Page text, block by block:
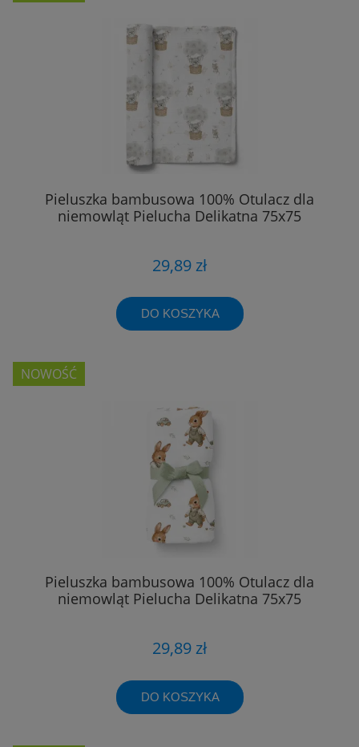
Pieluszka bambusowa 100% Otulacz dla
niemowląt Pielucha Delikatna 75x75
29,89 zł
DO KOSZYKA
Pieluszka bambusowa 100% Otulacz dla
niemowląt Pielucha Delikatna 75x75
29,89 zł
DO KOSZYKA
NOWOŚĆ